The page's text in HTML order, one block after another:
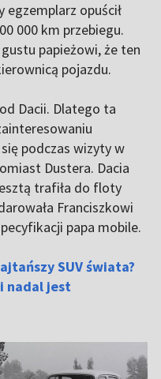
egzemplarz opuścił
000 km przebiegu.
papieżowi, że ten
pojazdu.
Dacii. Dlatego ta
podczas wizyty w
Dustera. Dacia
trafiła do floty
Franciszkowi
papa mobile.
SUV świata?
nadal jest